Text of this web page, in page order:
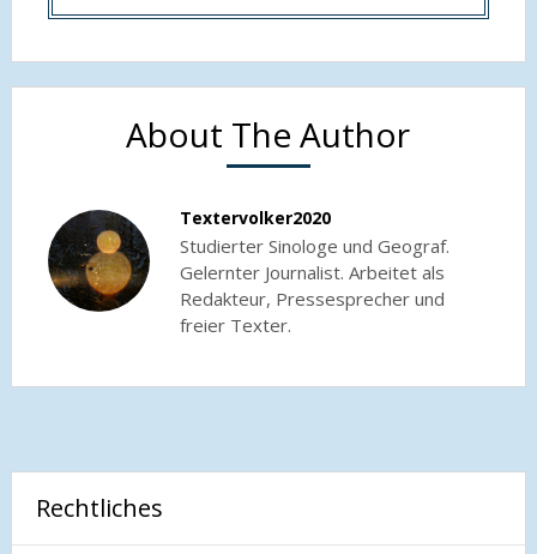
About The Author
Textervolker2020
Studierter Sinologe und Geograf.
Gelernter Journalist. Arbeitet als
Redakteur, Pressesprecher und
freier Texter.
Rechtliches